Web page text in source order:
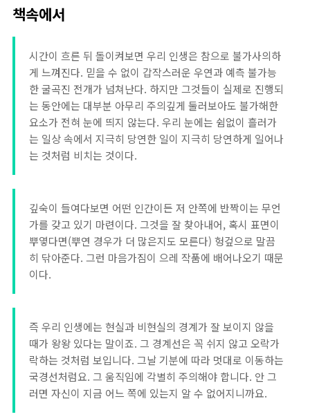
책속에서
시간이 흐른 뒤 돌이켜보면 우리 인생은 참으로 불가사의하
게 느껴진다. 믿을 수 없이 갑작스러운 우연과 예측 불가능
한 굴곡진 전개가 넘쳐난다. 하지만 그것들이 실제로 진행되
는 동안에는 대부분 아무리 주의깊게 둘러보아도 불가해한
요소가 전혀 눈에 띄지 않는다. 우리 눈에는 쉼없이 흘러가
는 일상 속에서 지극히 당연한 일이 지극히 당연하게 일어나
는 것처럼 비치는 것이다.
깊숙이 들여다보면 어떤 인간이든 저 안쪽에 반짝이는 무언
가를 갖고 있기 마련이다. 그것을 잘 찾아내어, 혹시 표면이
뿌옇다면(뿌연 경우가 더 많은지도 모른다) 헝겊으로 말끔
히 닦아준다. 그런 마음가짐이 으레 작품에 배어나오기 때문
이다.
즉 우리 인생에는 현실과 비현실의 경계가 잘 보이지 않을
때가 왕왕 있다는 말이죠. 그 경계선은 꼭 쉬지 않고 오락가
락하는 것처럼 보입니다. 그날 기분에 따라 멋대로 이동하는
국경선처럼요. 그 움직임에 각별히 주의해야 합니다. 안 그
러면 자신이 지금 어느 쪽에 있는지 알 수 없어지니까요.